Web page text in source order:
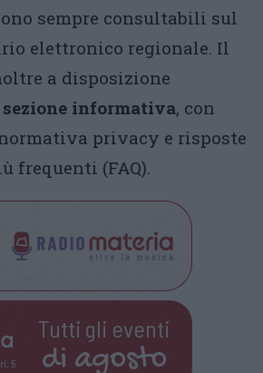
sempre consultabili sul
elettronico regionale. Il
a disposizione
informativa, con
normativa privacy e risposte
frequenti (FAQ).
5
Tutti gli eventi
di agosto